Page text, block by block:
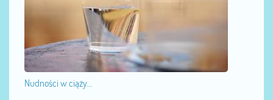
Nudności w ciąży...